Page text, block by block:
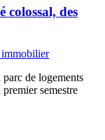
colossal, des
immobilier
de logements
semestre